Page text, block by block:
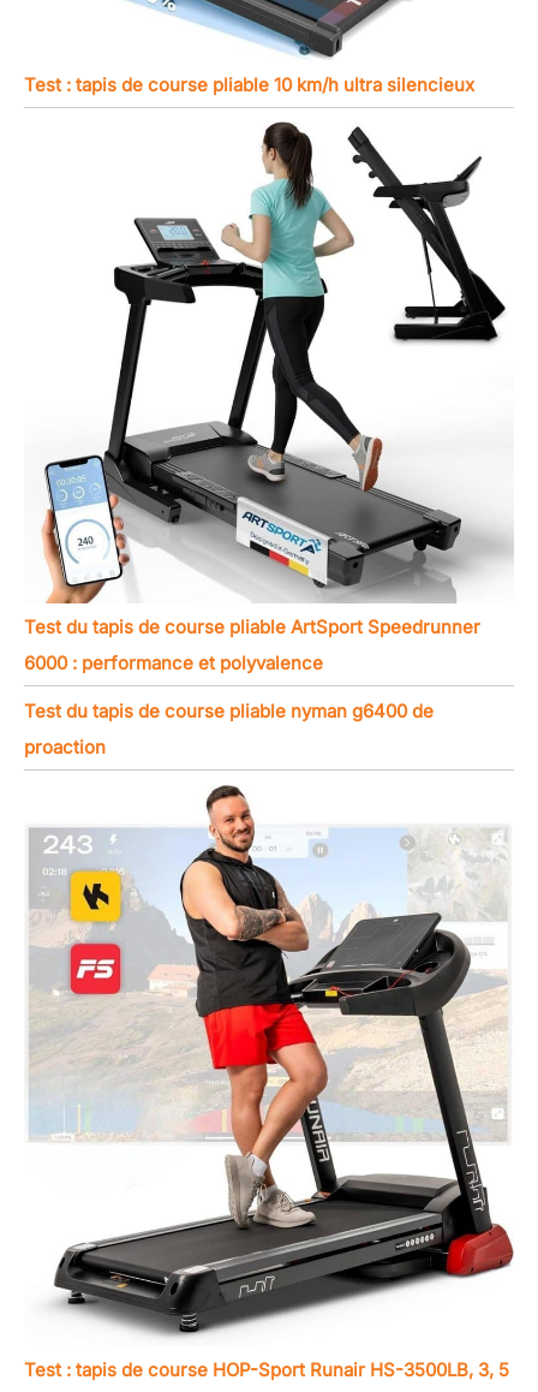
Test : tapis de course pliable 10 km/h ultra silencieux
Test du tapis de course pliable ArtSport Speedrunner
6000 : performance et polyvalence
Test du tapis de course pliable nyman g6400 de
proaction
Test : tapis de course HOP-Sport Runair HS-3500LB, 3, 5